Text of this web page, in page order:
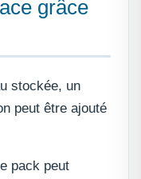
grâce
stockée, un
peut être ajouté
pack peut